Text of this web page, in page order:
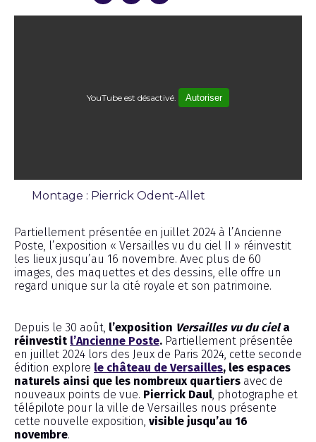
YouTube est désactivé. Autoriser
Montage : Pierrick Odent-Allet
Partiellement présentée en juillet 2024 à l’Ancienne
Poste, l’exposition « Versailles vu du ciel II » réinvestit
les lieux jusqu’au 16 novembre. Avec plus de 60
images, des maquettes et des dessins, elle offre un
regard unique sur la cité royale et son patrimoine.
Depuis le 30 août, l’exposition Versailles vu du ciela
réinvestit l’Ancienne Poste. Partiellement présentée
en juillet 2024 lors des Jeux de Paris 2024, cette seconde
édition explore le château de Versailles, les espaces
naturels ainsi que les nombreux quartiers avec de
nouveaux points de vue. Pierrick Daul , photographe et
télépilote pour la ville de Versailles nous présente
cette nouvelle exposition, visible jusqu’au 16
novembre.